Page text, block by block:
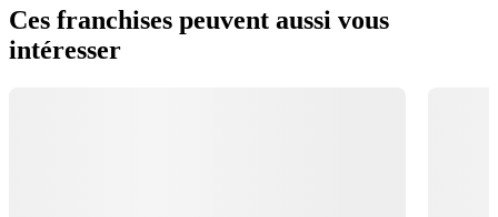
Ces franchises peuvent aussi vous
intéresser